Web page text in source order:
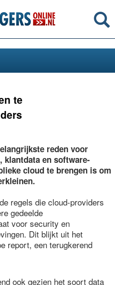
te
reden voor
klantdata en software-
cloud te brengen is om
regels die cloud-providers
gedeelde
voor security en
Dit blijkt uit het
report, een terugkerend
ook gezien het soort data